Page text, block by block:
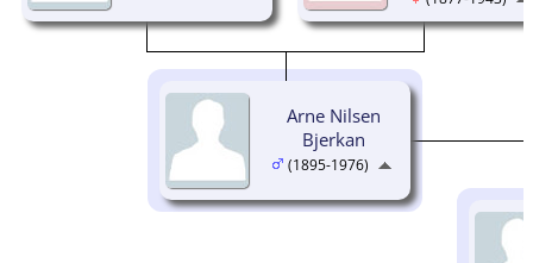
Arne Nilsen
Bjerkan
(1895-1976)